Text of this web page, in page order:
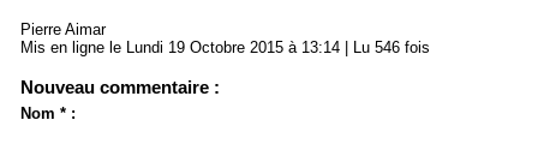
Pierre Aimar
Mis en ligne le Lundi 19 Octobre 2015 à 13:14 | Lu 546 fois
Nouveau commentaire :
Nom * :